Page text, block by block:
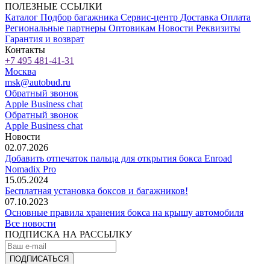
ПОЛЕЗНЫЕ ССЫЛКИ
Каталог Подбор багажника Сервис-центр Доставка Оплата
Региональные партнеры Оптовикам Новости Реквизиты
Гарантия и возврат
Контакты
+7 495 481-41-31
Москва
msk@autobud.ru
Обратный звонок
Apple Business chat
Обратный звонок
Apple Business chat
Новости
02.07.2026
Добавить отпечаток пальца для открытия бокса Enroad
Nomadix Pro
15.05.2024
Бесплатная установка боксов и багажников!
07.10.2023
Основные правила хранения бокса на крышу автомобиля
Все новости
ПОДПИСКА НА РАССЫЛКУ